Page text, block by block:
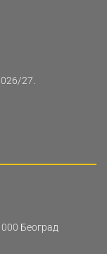
27.
Београд